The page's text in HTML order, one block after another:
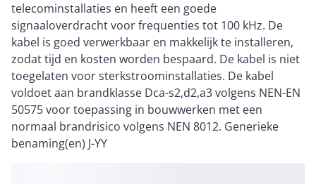
telecominstallaties en heeft een goede
signaaloverdracht voor frequenties tot 100 kHz. De
kabel is goed verwerkbaar en makkelijk te installeren,
zodat tijd en kosten worden bespaard. De kabel is niet
toegelaten voor sterkstroominstallaties. De kabel
voldoet aan brandklasse Dca-s2,d2,a3 volgens NEN-EN
50575 voor toepassing in bouwwerken met een
normaal brandrisico volgens NEN 8012. Generieke
benaming(en) J-YY